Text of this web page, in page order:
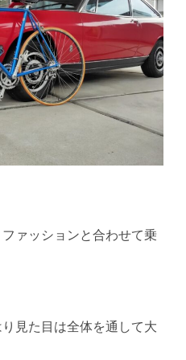
ァッションと合わせて乗
見た目は全体を通して大